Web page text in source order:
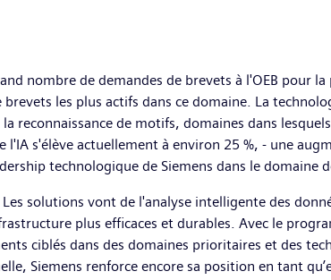
nombre de demandes de brevets à l'OEB pour
les plus actifs dans ce domaine. La
de motifs, domaines dans
s'élève actuellement à environ 25 %, - une
technologique de Siemens dans le domaine
solutions vont de l'analyse intelligente des
plus efficaces et durables. Avec le
ciblés dans des domaines prioritaires et des
Siemens renforce encore sa position en tant